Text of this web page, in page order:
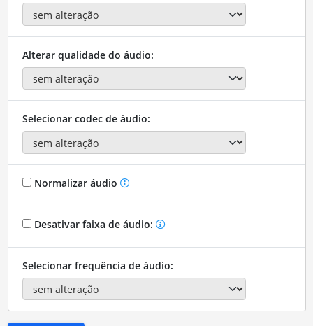
Alterar qualidade do áudio:
Selecionar codec de áudio:
Normalizar áudio
Desativar faixa de áudio:
Selecionar frequência de áudio: